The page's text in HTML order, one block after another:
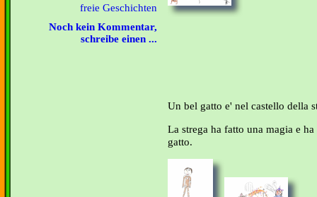
freie Geschichten
Noch kein Kommentar,
schreibe einen ...
Un bel gatto e' nel castello della
La strega ha fatto una magia e
gatto.